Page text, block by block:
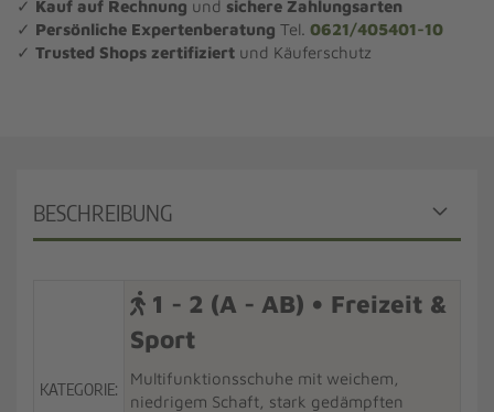
✓ Kauf auf Rechnung und sichere Zahlungsarten
✓ Persönliche Expertenberatung Tel. 0621/405401-10
✓ Trusted Shops zertifiziert und Käuferschutz
BESCHREIBUNG
KATEGORIE:
1 - 2 (A - AB) • Freizeit &
Sport
Multifunktionsschuhe mit weichem,
niedrigem Schaft, stark gedämpften